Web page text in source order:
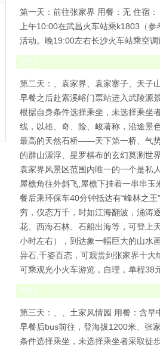
第一天：前往张家界 用餐：无 住宿：
上午10:00在武昌火车站乘k1803（
活动。晚19:00左右长沙火车站乘空
第2天
第二天：、袁家界、袁家寨子、天子
早餐之后赴索溪峪门票站进入武陵
根据自身条件选择乘坐，未选择乘坐
线，以雄、奇、险、峻著称，沿途景
最高的天然石桥——天下第一桥、气
的群山漂浮、星罗棋布的玄幻莫测世
袁家界风景区范围内唯一的一个是私
屋檐角往外斜飞,屋檐下挂着一串串
餐后乘环保车40分钟抵达有“峰林之
穷，仪态万千，时如江海翻波，涌涛
花、西海石林、石船出海等，可登上
小时左右），到达象一幅巨大的山水
异石,千姿百态，可观赏到张家界十
可乘观光小火车游览，自理，单程38
第3天
第三天：、、土家风情园 用餐：含早
早餐后bus前往，登海拔1200米、张
条件选择乘坐，未选择乘坐者采取徒